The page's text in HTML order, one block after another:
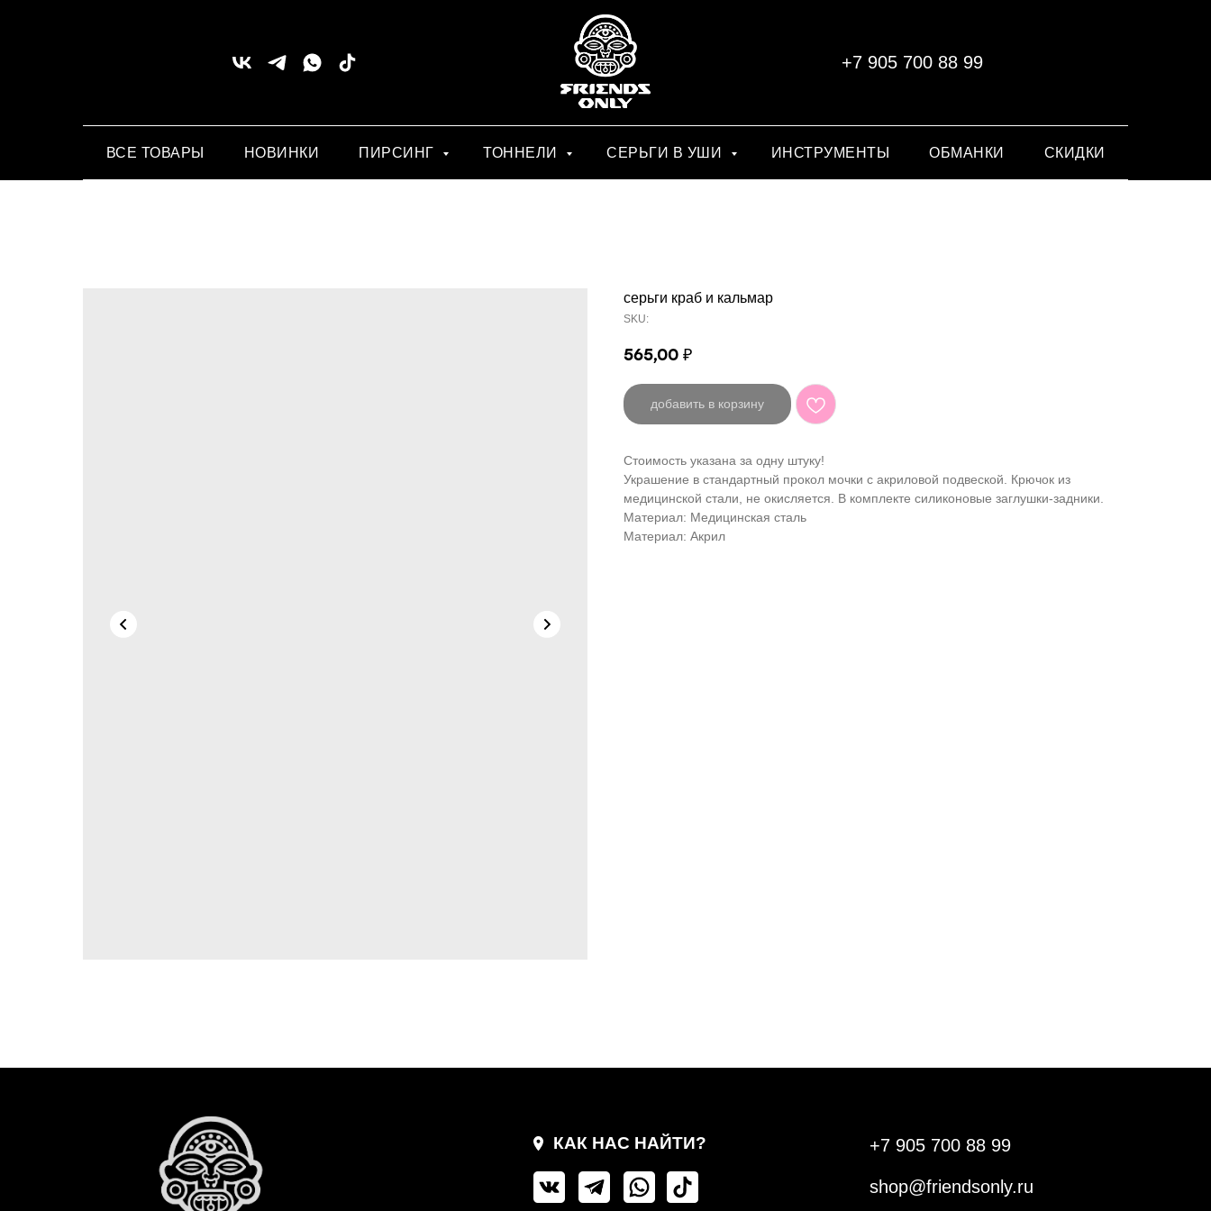
+7 905 700 88 99
ВСЕ ТОВАРЫ НОВИНКИ ПИРСИНГ ТОННЕЛИ СЕРЬГИ В УШИ ИНСТРУМЕНТЫ ОБМАНКИ СКИДКИ
серьги краб и кальмар
SKU:
565,00 ₽
добавить в корзину
Стоимость указана за одну штуку!
Украшение в стандартный прокол мочки с акриловой подвеской. Крючок из
медицинской стали, не окисляется. В комплекте силиконовые заглушки-задники.
Материал: Медицинская сталь
Материал: Акрил
КАК НАС НАЙТИ?
shop@friendsonly.ru
+7 905 700 88 99